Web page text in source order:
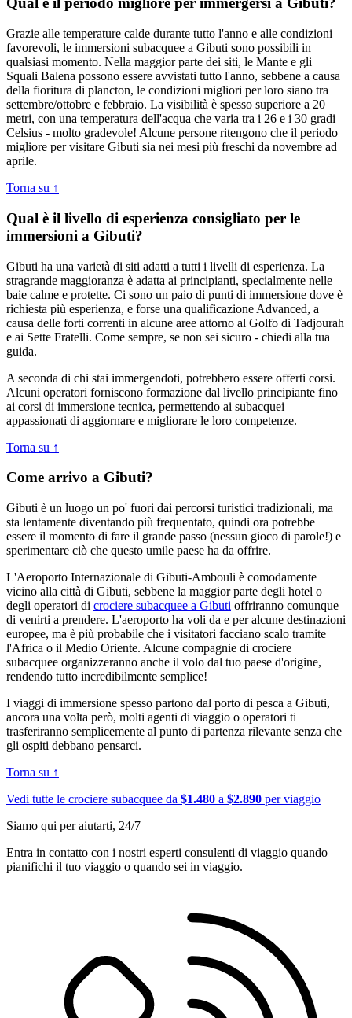
Grazie alle temperature calde durante tutto l'anno e alle condizioni
favorevoli, le immersioni subacquee a Gibuti sono possibili in
qualsiasi momento. Nella maggior parte dei siti, le Mante e gli
Squali Balena possono essere avvistati tutto l'anno, sebbene a causa
della fioritura di plancton, le condizioni migliori per loro siano tra
settembre/ottobre e febbraio. La visibilità è spesso superiore a 20
metri, con una temperatura dell'acqua che varia tra i 26 e i 30 gradi
Celsius - molto gradevole! Alcune persone ritengono che il periodo
migliore per visitare Gibuti sia nei mesi più freschi da novembre ad
aprile.
Torna su ↑
Qual è il livello di esperienza consigliato per le
immersioni a Gibuti?
Gibuti ha una varietà di siti adatti a tutti i livelli di esperienza. La
stragrande maggioranza è adatta ai principianti, specialmente nelle
baie calme e protette. Ci sono un paio di punti di immersione dove è
richiesta più esperienza, e forse una qualificazione Advanced, a
causa delle forti correnti in alcune aree attorno al Golfo di Tadjourah
e ai Sette Fratelli. Come sempre, se non sei sicuro - chiedi alla tua
guida.
A seconda di chi stai immergendoti, potrebbero essere offerti corsi.
Alcuni operatori forniscono formazione dal livello principiante fino
ai corsi di immersione tecnica, permettendo ai subacquei
appassionati di aggiornare e migliorare le loro competenze.
Torna su ↑
Come arrivo a Gibuti?
Gibuti è un luogo un po' fuori dai percorsi turistici tradizionali, ma
sta lentamente diventando più frequentato, quindi ora potrebbe
essere il momento di fare il grande passo (nessun gioco di parole!) e
sperimentare ciò che questo umile paese ha da offrire.
L'Aeroporto Internazionale di Gibuti-Ambouli è comodamente
vicino alla città di Gibuti, sebbene la maggior parte degli hotel o
degli operatori di crociere subacquee a Gibuti offriranno comunque
di venirti a prendere. L'aeroporto ha voli da e per alcune destinazioni
europee, ma è più probabile che i visitatori facciano scalo tramite
l'Africa o il Medio Oriente. Alcune compagnie di crociere
subacquee organizzeranno anche il volo dal tuo paese d'origine,
rendendo tutto incredibilmente semplice!
I viaggi di immersione spesso partono dal porto di pesca a Gibuti,
ancora una volta però, molti agenti di viaggio o operatori ti
trasferiranno semplicemente al punto di partenza rilevante senza che
gli ospiti debbano pensarci.
Torna su ↑
Vedi tutte le crociere subacquee da $1.480 a $2.890 per viaggio
Siamo qui per aiutarti, 24/7
Entra in contatto con i nostri esperti consulenti di viaggio quando
pianifichi il tuo viaggio o quando sei in viaggio.